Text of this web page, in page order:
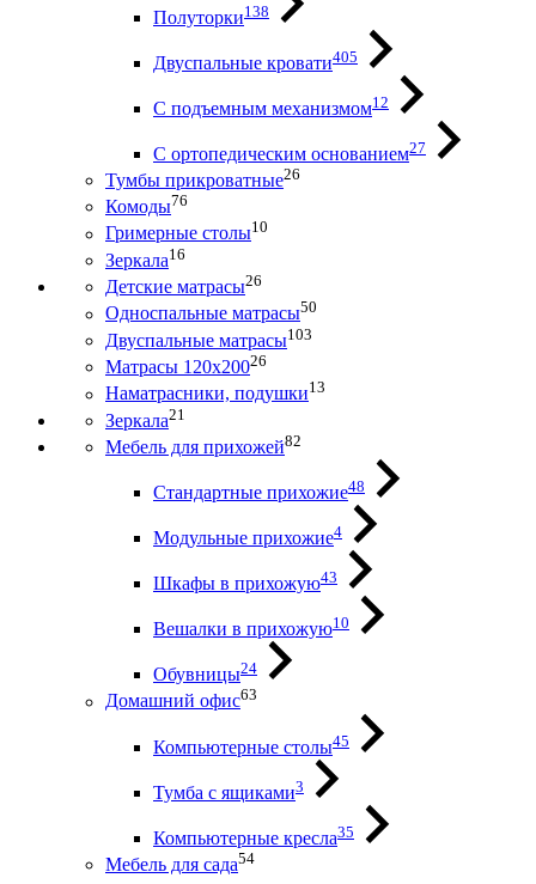
Полуторки138
Двуспальные кровати405
С подъемным механизмом12
С ортопедическим основанием27
Тумбы прикроватные26
Комоды76
Гримерные столы10
Зеркала16
Детские матрасы26
Односпальные матрасы50
Двуспальные матрасы103
Матрасы 120х20026
Наматрасники, подушки13
Зеркала21
Мебель для прихожей82
Стандартные прихожие48
Модульные прихожие4
Шкафы в прихожую43
Вешалки в прихожую10
Обувницы24
Домашний офис63
Компьютерные столы45
Тумба с ящиками3
Компьютерные кресла35
Мебель для сада54